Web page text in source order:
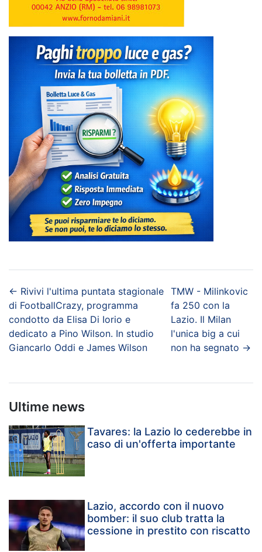
← Rivivi l'ultima puntata stagionale
di FootballCrazy, programma
condotto da Elisa Di Iorio e
dedicato a Pino Wilson. In studio
Giancarlo Oddi e James Wilson
TMW - Milinkovic
fa 250 con la
Lazio. Il Milan
l'unica big a cui
non ha segnato →
Ultime news
Tavares: la Lazio lo cederebbe in
caso di un'offerta importante
Lazio, accordo con il nuovo
bomber: il suo club tratta la
cessione in prestito con riscatto